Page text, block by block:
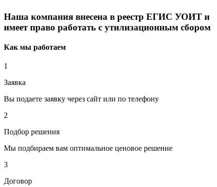
Наша компания внесена в реестр ЕГИС УОИТ и
имеет право работать с утилизационным сбором
Как мы работаем
1
Заявка
Вы подаете заявку через сайт или по телефону
2
Подбор решения
Мы подбираем вам оптимальное ценовое решение
3
Договор